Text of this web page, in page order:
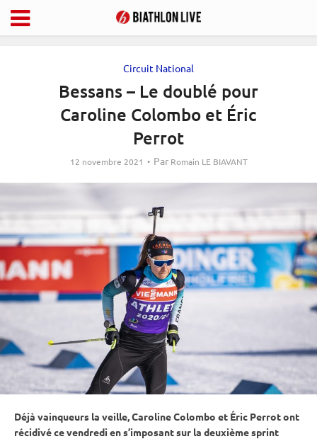
Circuit National
Bessans – Le doublé pour
Caroline Colombo et Éric
Perrot
12 novembre 2021 Par Romain LE BIAVANT
Déjà vainqueurs la veille, Caroline Colombo et Éric Perrot ont
récidivé ce vendredi en s’imposant sur la deuxièmesprint